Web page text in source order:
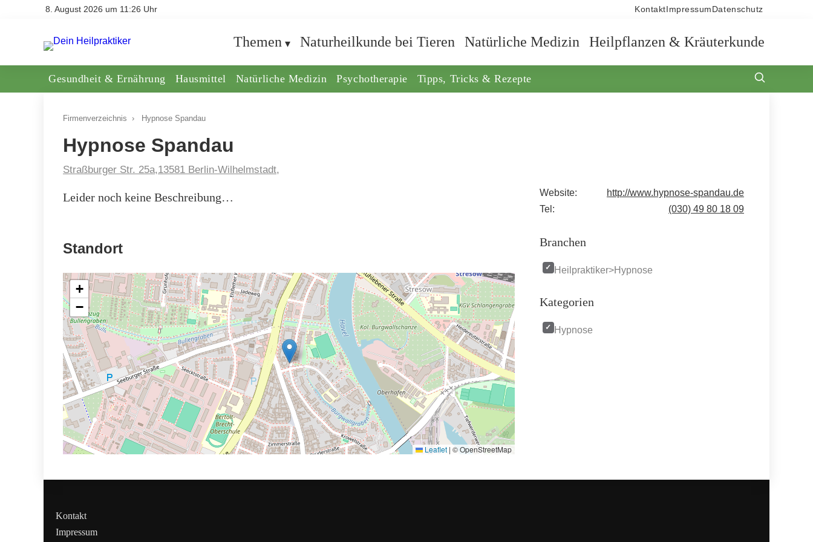
8. August 2026 um 11:26 Uhr Kontakt Impressum Datenschutz
Themen Naturheilkunde bei Tieren Natürliche Medizin Heilpflanzen & Kräuterkunde
Gesundheit & Ernährung Hausmittel Natürliche Medizin Psychotherapie Tipps, Tricks & Rezepte
Firmenverzeichnis › Hypnose Spandau
Hypnose Spandau
Straßburger Str. 25a,13581 Berlin-Wilhelmstadt,
Leider noch keine Beschreibung…
Standort
+
−
Leaflet | © OpenStreetMap
Website:
http://www.hypnose-spandau.de
Tel:
(030) 49 80 18 09
Branchen
Heilpraktiker>Hypnose
Kategorien
Hypnose
Kontakt
Impressum